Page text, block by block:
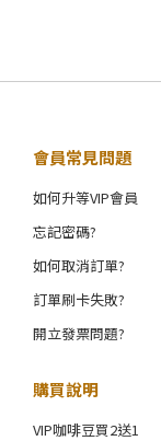
會員常見問題
如何升等VIP會員
忘記密碼?
如何取消訂單?
訂單刷卡失敗?
開立發票問題?
購買說明
VIP咖啡豆買2送1